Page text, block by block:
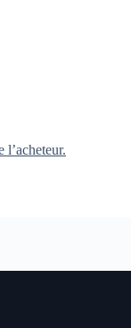
l’acheteur.